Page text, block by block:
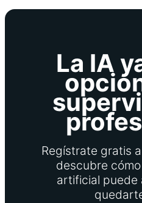
La IA
Regístrate gratis
descubre
artificial puede